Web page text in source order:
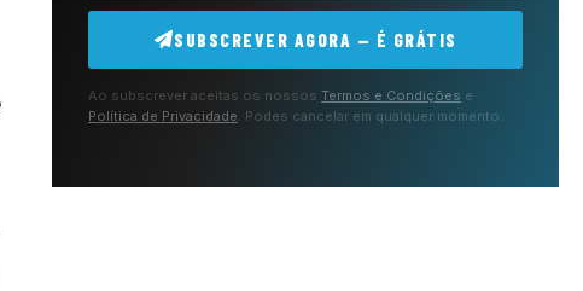
SUBSCREVER AGORA — É GRÁTIS
Ao subscrever aceitas os nossos Termos e Condições e
Política de Privacidade . Podes cancelar em qualquer momento.